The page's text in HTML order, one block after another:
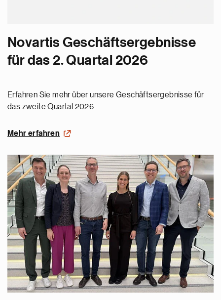
Novartis Geschäftsergebnisse
für das 2. Quartal 2026
Erfahren Sie mehr über unsere Geschäftsergebnisse für
das zweite Quartal 2026
Mehr erfahren